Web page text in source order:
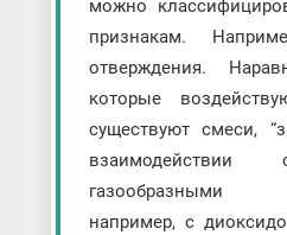
можно
признакам.
отверждения.
которые
существуют смеси,
газообразными
например, с